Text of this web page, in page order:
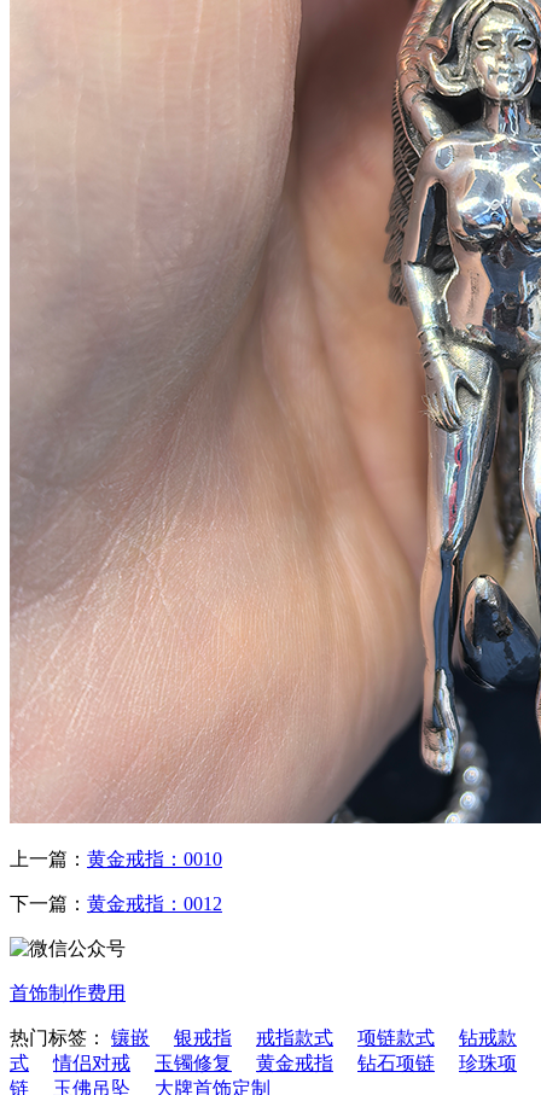
上一篇： 黄金戒指：0010
下一篇： 黄金戒指：0012
首饰制作费用
热门标签： 镶嵌 银戒指 戒指款式 项链款式
钻戒款
式
情侣对戒 玉镯修复 黄金戒指 钻石项链
珍珠项
链
玉佛吊坠 大牌首饰定制